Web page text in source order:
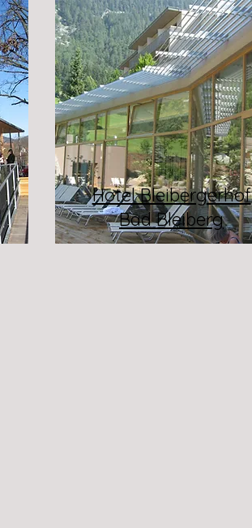
Hotel Bleibergerhof
Bad Bleiberg